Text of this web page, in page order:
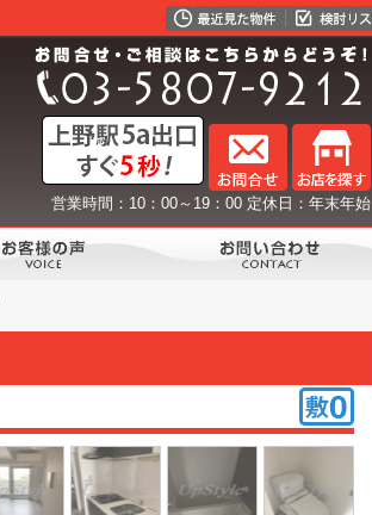
営業時間：10：00～19：00 定休日：年末年始